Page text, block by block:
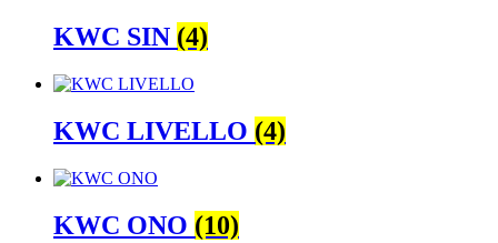
KWC SIN (4)
KWC LIVELLO (4)
KWC ONO (10)